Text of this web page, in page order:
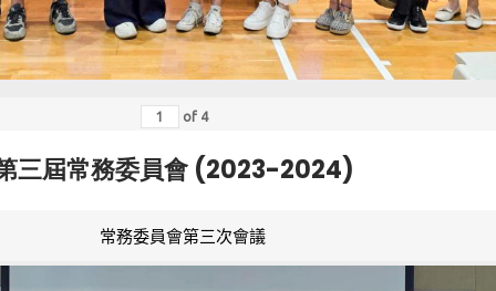
of 4
三屆常務委員會 (2023-2024)
常務委員會第三次會議